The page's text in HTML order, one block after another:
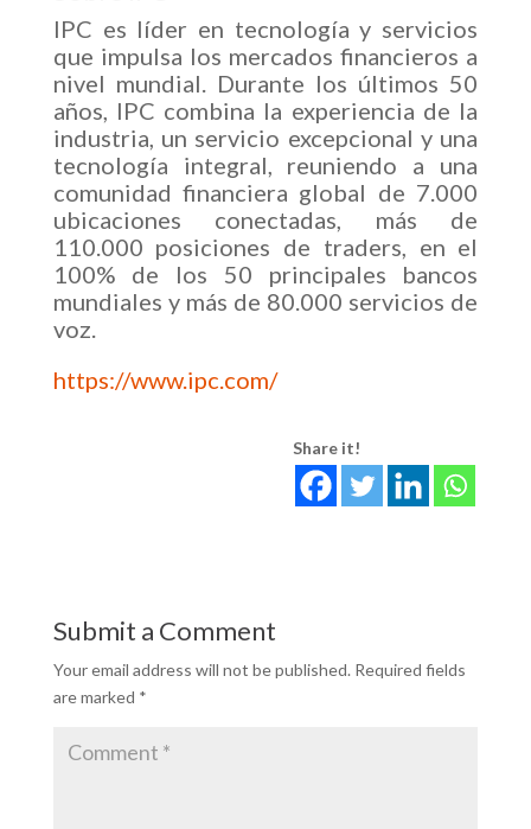
IPC es líder en tecnología y servicios
que impulsa los mercados financieros a
nivel mundial. Durante los últimos 50
años, IPC combina la experiencia de la
industria, un servicio excepcional y una
tecnología integral, reuniendo a una
comunidad financiera global de 7.000
ubicaciones conectadas, más de
110.000 posiciones de traders, en el
100% de los 50 principales bancos
mundiales y más de 80.000 servicios de
voz.
https://www.ipc.com/
Share it!
Submit a Comment
Your email address will not be published. Required fields
are marked *